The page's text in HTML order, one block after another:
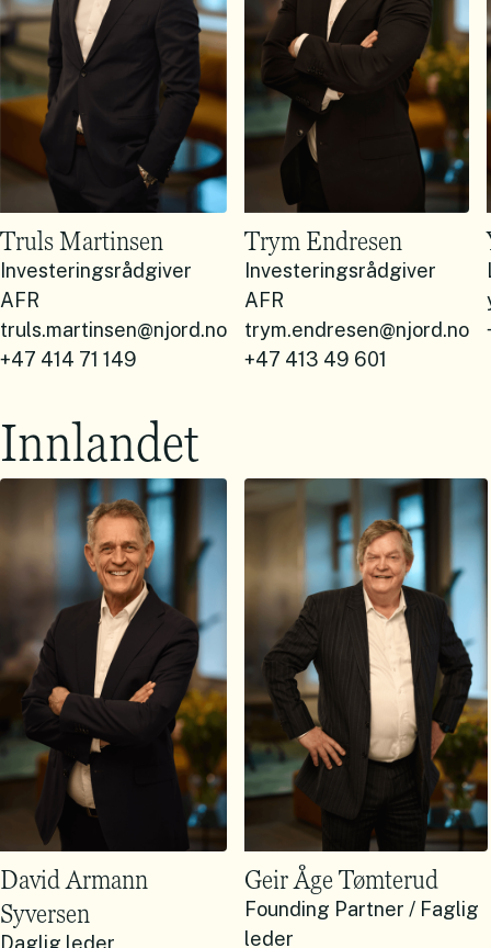
Truls Martinsen
Investeringsrådgiver
AFR
truls.martinsen@njord.no
+47 414 71 149
Trym Endresen
Investeringsrådgiver
AFR
trym.endresen@njord.no
+47 413 49 601
Innlandet
David Armann
Syversen
Daglig leder
Geir Åge Tømterud
Founding Partner / Faglig
leder